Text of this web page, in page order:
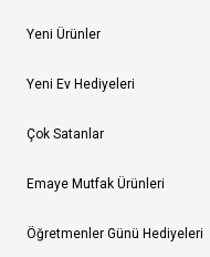
Yeni Ürünler
Yeni Ev Hediyeleri
Çok Satanlar
Emaye Mutfak Ürünleri
Öğretmenler Günü Hediyeleri